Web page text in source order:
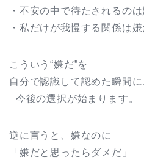
・不安の中で待たされるの
・私だけが我慢する関係は嫌
こういう“嫌だ”を
自分で認識して認めた瞬間に
今後の選択が始まります。
逆に言うと、嫌なのに
「嫌だと思ったらダメだ」